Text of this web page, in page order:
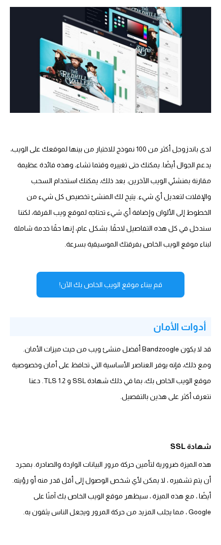
لدى باندزوجل أكثر من 100 نموذج للاختيار من بينها لموقعك على الويب،
يدعم الجوال أيضًا. يمكنك حتى تغييره وقتما تشاء، وهذه فائدة عظيمة
مقارنة بمنشئي الويب الآخرين. بعد ذلك، يمكنك استخدام السحب
والإفلات لتعديل أي شيء. يتيح لك المنشئ تخصيص كل شيء من
الخطوط إلى الألوان وإضافة أي شيء تحتاجه لموقع ويب الفرقة، لكننا
سندخل في كل هذه التفاصيل لاحقًا. بشكل عام، إنها حقًا خدمة شاملة
لبناء موقع الويب الخاص بفرقتك الموسيقية بسرعة.
قم ببناء موقع الويب الخاص بك الآن!
أدوات الأمان
قد لا يكون Bandzoogle أفضل منشئ ويب من حيث ميزات الأمان.
ومع ذلك، فإنه يوفر العناصر الأساسية التي تحافظ على أمان وخصوصية
موقع الويب الخاص بك، بما في ذلك شهادة SSL و TLS 1.2. دعنا
نتعرف أكثر على هذين بالتفصيل.
شهادة SSL
هذه الميزة ضرورية لتأمين حركة مرور البيانات الواردة والصادرة. بمجرد
أن يتم تشفيره ، لا يمكن لأي شخص الوصول إلى أقل قدر منه أو رؤيته.
أيضًا ، مع هذه الميزة ، سيظهر موقع الويب الخاص بك آمنًا على
Google ، مما يجلب المزيد من حركة المرور ويجعل الناس يثقون به.